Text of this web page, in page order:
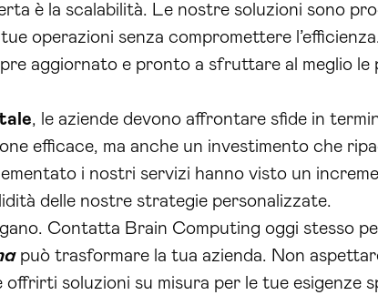
è la scalabilità. Le nostre soluzioni sono
operazioni senza compromettere
aggiornato e pronto a sfruttare al meglio le
, le aziende devono affrontare sfide in
efficace, ma anche un investimento che
i nostri servizi hanno visto un
delle nostre strategie personalizzate.
Contatta Brain Computing oggi stesso
può trasformare la tua azienda. Non
soluzioni su misura per le tue esigenze